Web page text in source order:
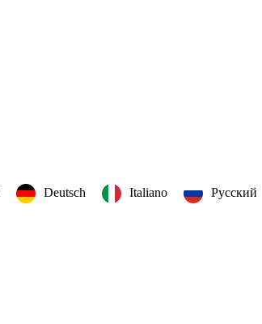
Deutsch Italiano Русский